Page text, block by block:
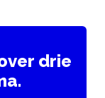
drie